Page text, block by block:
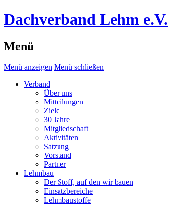
Dachverband Lehm e.V.
Menü
Menü anzeigen Menü schließen
Verband
Über uns
Mitteilungen
Ziele
30 Jahre
Mitgliedschaft
Aktivitäten
Satzung
Vorstand
Partner
Lehmbau
Der Stoff, auf den wir bauen
Einsatzbereiche
Lehmbaustoffe